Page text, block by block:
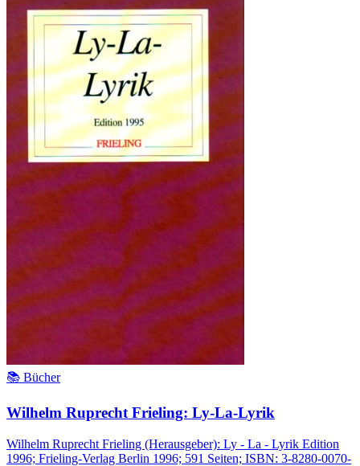
📚 Bücher
Wilhelm Ruprecht Frieling: Ly-La-Lyrik
Wilhelm Ruprecht Frieling (Herausgeber): Ly - La - Lyrik Edition
1996; Frieling-Verlag Berlin 1996; 591 Seiten; ISBN: 3-8280-0070-